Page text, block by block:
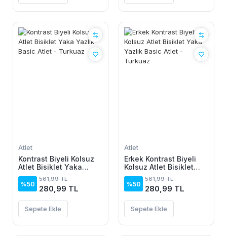
Atlet
Kontrast Biyeli Kolsuz
Atlet Bisiklet Yaka
Yazlık Basic Atlet -
Turkuaz
%50
561,99 TL
280,99 TL
Sepete Ekle
Atlet
Erkek Kontrast Biyeli
Kolsuz Atlet Bisiklet
Yaka Yazlık Basic Atlet
- Turkuaz
%50
561,99 TL
280,99 TL
Sepete Ekle